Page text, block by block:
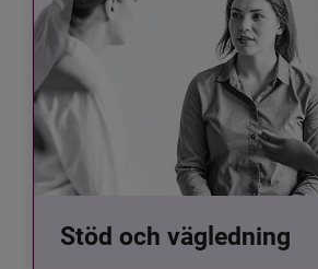
Stöd och vägledning